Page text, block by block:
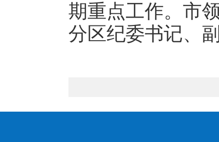
期重点工作。市
分区纪委书记、